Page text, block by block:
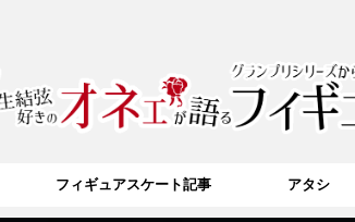
フィギュアスケート記事 アタシ